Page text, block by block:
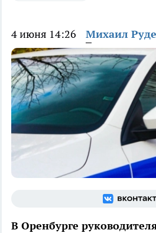
4 июня 14:26 Михаил
В Оренбурге